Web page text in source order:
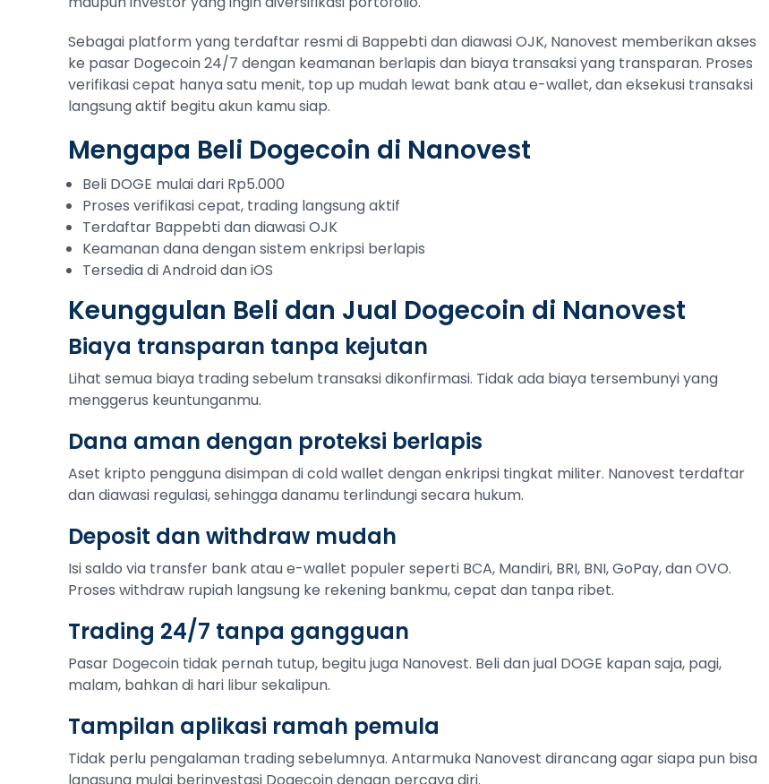
Sebagai platform yang terdaftar resmi di Bappebti dan diawasi OJK, Nanovest memberikan akses
ke pasar Dogecoin 24/7 dengan keamanan berlapis dan biaya transaksi yang transparan. Proses
verifikasi cepat hanya satu menit, top up mudah lewat bank atau e-wallet, dan eksekusi transaksi
langsung aktif begitu akun kamu siap.
Mengapa Beli Dogecoin di Nanovest
Beli DOGE mulai dari Rp5.000
Proses verifikasi cepat, trading langsung aktif
Terdaftar Bappebti dan diawasi OJK
Keamanan dana dengan sistem enkripsi berlapis
Tersedia di Android dan iOS
Keunggulan Beli dan Jual Dogecoin di Nanovest
Biaya transparan tanpa kejutan
Lihat semua biaya trading sebelum transaksi dikonfirmasi. Tidak ada biaya tersembunyi yang
menggerus keuntunganmu.
Dana aman dengan proteksi berlapis
Aset kripto pengguna disimpan di cold wallet dengan enkripsi tingkat militer. Nanovest terdaftar
dan diawasi regulasi, sehingga danamu terlindungi secara hukum.
Deposit dan withdraw mudah
Isi saldo via transfer bank atau e-wallet populer seperti BCA, Mandiri, BRI, BNI, GoPay, dan OVO.
Proses withdraw rupiah langsung ke rekening bankmu, cepat dan tanpa ribet.
Trading 24/7 tanpa gangguan
Pasar Dogecoin tidak pernah tutup, begitu juga Nanovest. Beli dan jual DOGE kapan saja, pagi,
malam, bahkan di hari libur sekalipun.
Tampilan aplikasi ramah pemula
Tidak perlu pengalaman trading sebelumnya. Antarmuka Nanovest dirancang agar siapa pun bisa